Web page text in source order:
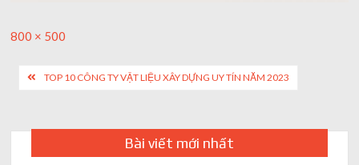
Full
800 × 500
PostTOP 10 CÔNG TY VẬT LIỆU XÂY DỰNG UY TÍN NĂM 2023
Bài viết mới nhất